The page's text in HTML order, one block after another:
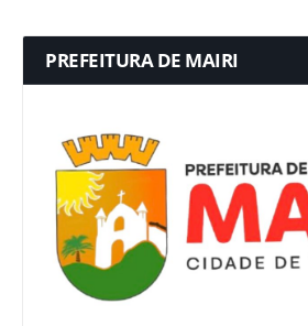
PREFEITURA DE MAIRI